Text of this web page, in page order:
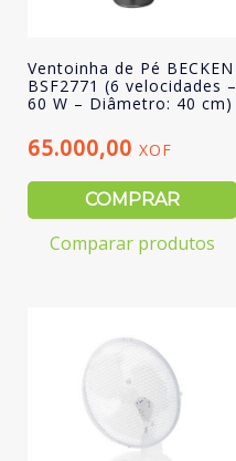
Ventoinha de Pé BECKEN
BSF2771 (6 velocidades –
60 W – Diâmetro: 40 cm)
65.000,00 XOF
COMPRAR
Comparar produtos